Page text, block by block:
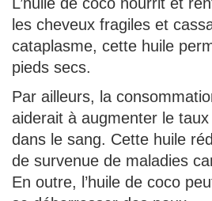
L’huile de coco nourrit et
les cheveux fragiles et
cataplasme, cette huile
pieds secs.
Par ailleurs, la
aiderait à augmenter le
dans le sang. Cette huile
de survenue de maladies
En outre, l’huile de coco